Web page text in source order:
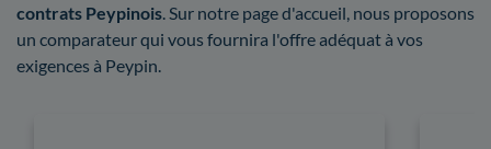
contrats Peypinois . Sur notre page d'accueil, nous proposons
un comparateur qui vous fournira l'offre adéquat à vos
exigences à Peypin.